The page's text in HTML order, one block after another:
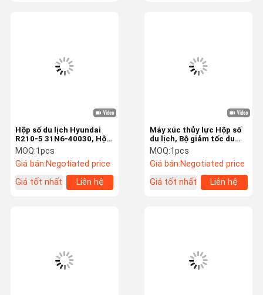
Máy xúc thủy lực Hộp số
du lịch, Bộ giảm tốc du
lịch EC330LC hiệu quả
cao
MOQ:1pcs
Giá bán:Negotiated price
Giá tốt nhất
Liên hệ
Hộp số du lịch Hyundai
R210-5 31N6-40030, Hộp
số giảm độ bền
MOQ:1pcs
Giá bán:Negotiated price
Giá tốt nhất
Liên hệ